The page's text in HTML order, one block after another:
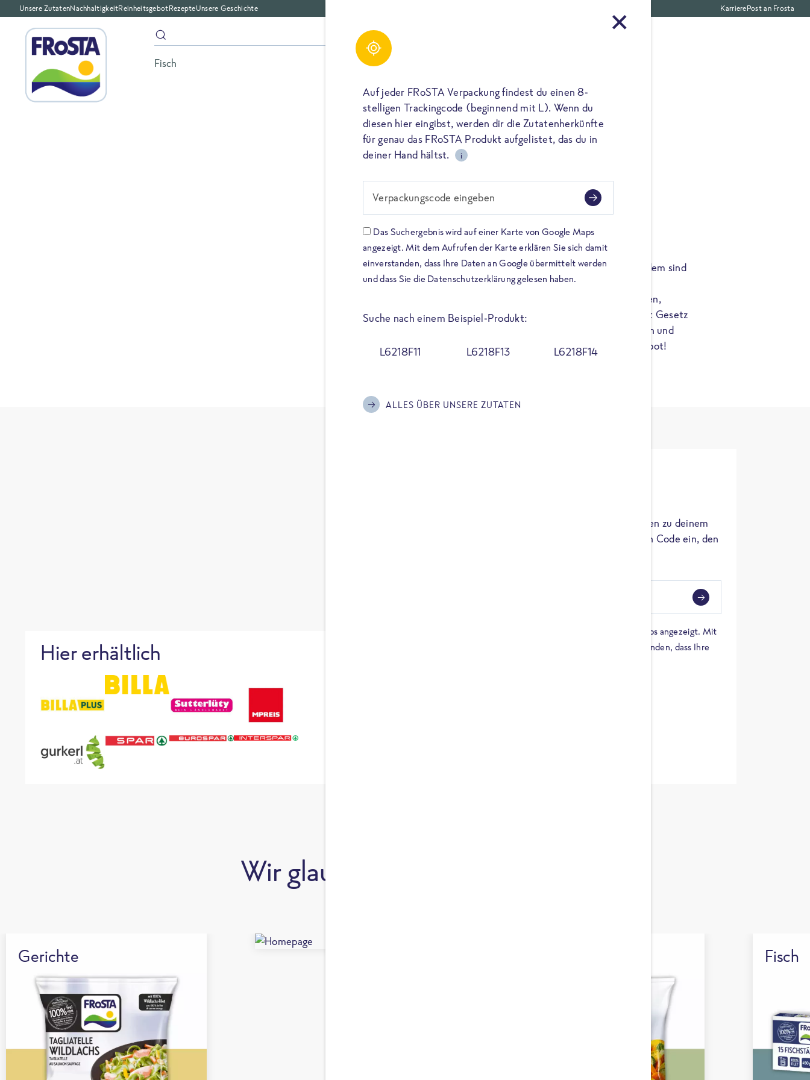
Unsere ZutatenNachhaltigkeitReinheitsgebotRezepteUnsere Geschichte KarrierePost an Frosta
Fisch Gerichte
#FROSTA IST FÜR ALLE DA
Wir verzichten auf
vieles. Nur nicht auf
Qualität.
Seit 2003 gibt es das FRoSTA Reinheitsgebot. Seitdem sind
unsere Produkte zu 100 % frei von zugesetzten
Zusatzstoffen wie Geschmacksverstärkern, Farbstoffen,
Aromen und allen Zusätzen – auch ohne jene, die laut Gesetz
nicht deklariert werden müssen. Probier die schnellen und
gschmackigen Pfannengerichte mit dem Reinheitsgebot!
Hier erfährst du alles über die Herkunft der Zutaten zu deinem
FRoSTA Produkt. Gib dazu einfach den 8-stelligen Code ein, den
Das Suchergebnis wird auf einer Karte von Google Maps angezeigt. Mit
dem Aufrufen der Karte erklären Sie sich damit einverstanden, dass Ihre
Hier erhältlich
Wir glauben an Echtes Essen.
Gerichte Fisch
Auf jeder FRoSTA Verpackung findest du einen 8-
stelligen Trackingcode (beginnend mit L). Wenn du
diesen hier eingibst, werden dir die Zutatenherkünfte
für genau das FRoSTA Produkt aufgelistet, das du in
deiner Hand hältst.
i
Verpackungscode eingeben
Das Suchergebnis wird auf einer Karte von Google Maps
angezeigt. Mit dem Aufrufen der Karte erklären Sie sich damit
einverstanden, dass Ihre Daten an Google übermittelt werden
und dass Sie die Datenschutzerklärung gelesen haben.
Suche nach einem Beispiel-Produkt:
L6218F11 L6218F13 L6218F14
ALLES ÜBER UNSERE ZUTATEN